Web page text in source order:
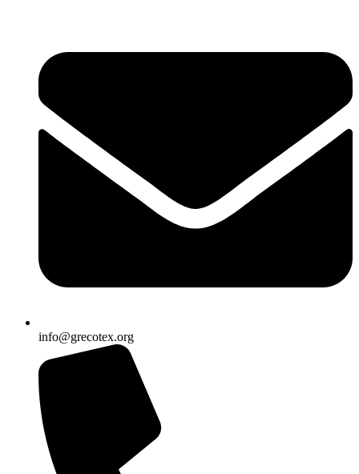
info@grecotex.org